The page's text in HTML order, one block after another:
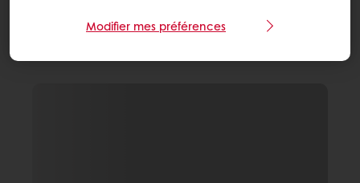
Modifier mes préférences